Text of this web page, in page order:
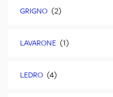
GRIGNO
LAVARONE
LEDRO